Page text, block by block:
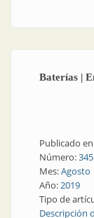
Baterías |
Publicado
Número:345
Mes:Agosto
Año:2019
Tipo de
Descripción